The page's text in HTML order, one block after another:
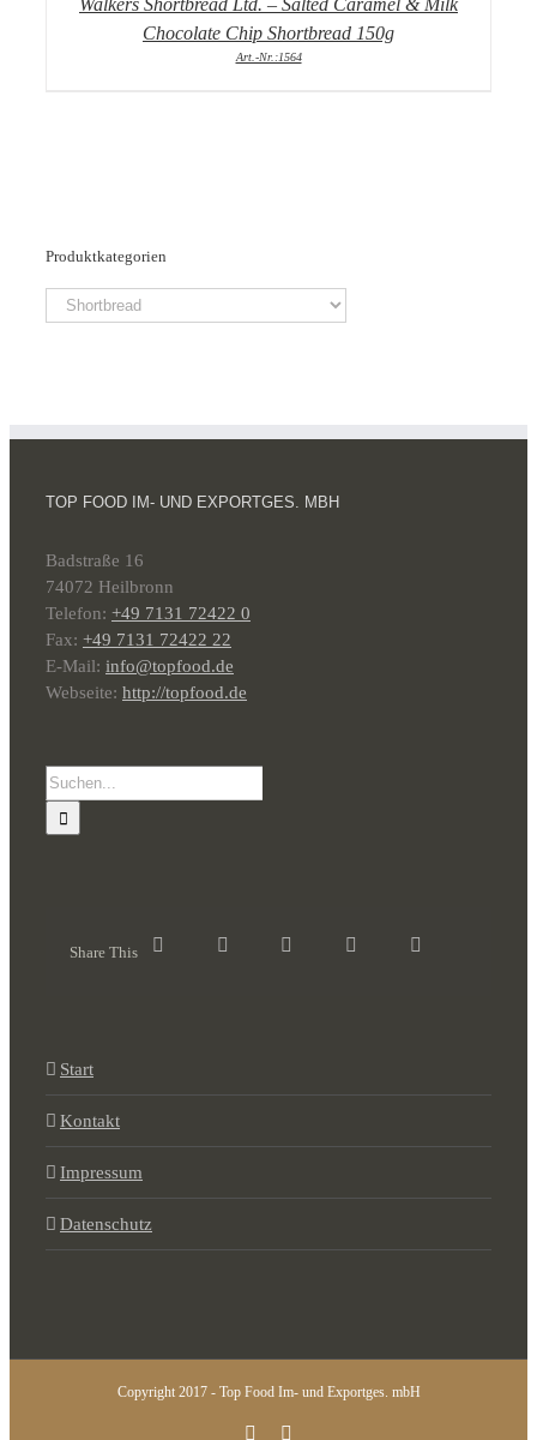
Chocolate Chip Shortbread 150g
Art.-Nr.:1564
Produktkategorien
TOP FOOD IM- UND EXPORTGES. MBH
Badstraße 16
74072 Heilbronn
Telefon: +49 7131 72422 0
Fax: +49 7131 72422 22
E-Mail: info@topfood.de
Webseite: http://topfood.de
Suche
nach:
Share This
Start
Kontakt
Impressum
Datenschutz
Copyright 2017 - Top Food Im- und Exportges. mbH
Instagram